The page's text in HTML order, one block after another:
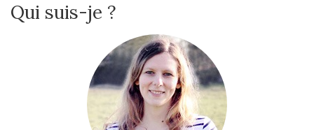
Qui suis-je ?